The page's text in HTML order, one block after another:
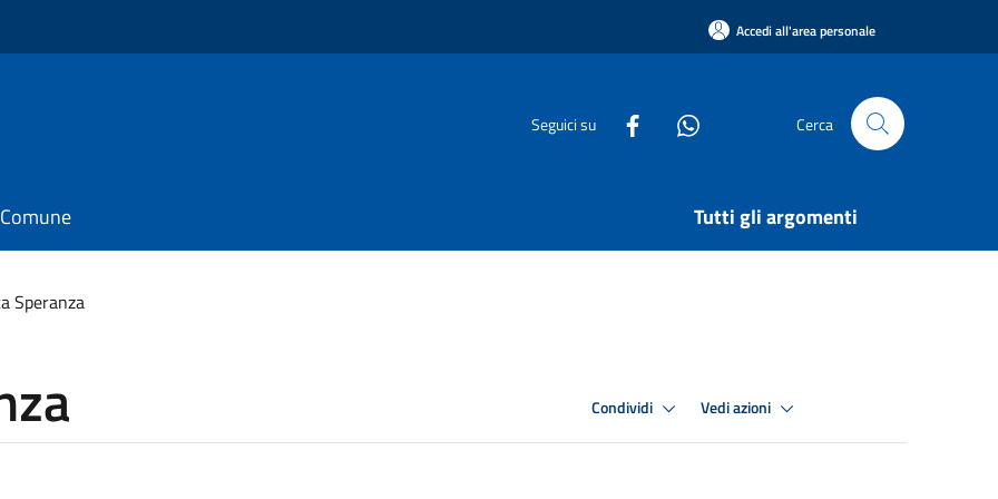
Accedi all'area personale
Seguici su Cerca
Tutti gli argomenti
Speranza
Condividi Vedi azioni